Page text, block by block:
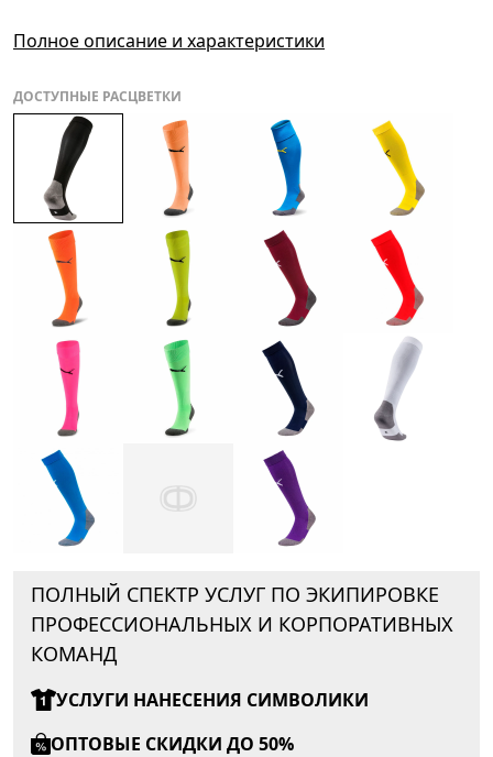
Полное описание и характеристики
ДОСТУПНЫЕ РАСЦВЕТКИ
ПОЛНЫЙ СПЕКТР УСЛУГ ПО ЭКИПИРОВКЕ
ПРОФЕССИОНАЛЬНЫХ И КОРПОРАТИВНЫХ
КОМАНД
УСЛУГИ НАНЕСЕНИЯ СИМВОЛИКИ
ОПТОВЫЕ СКИДКИ ДО 50%